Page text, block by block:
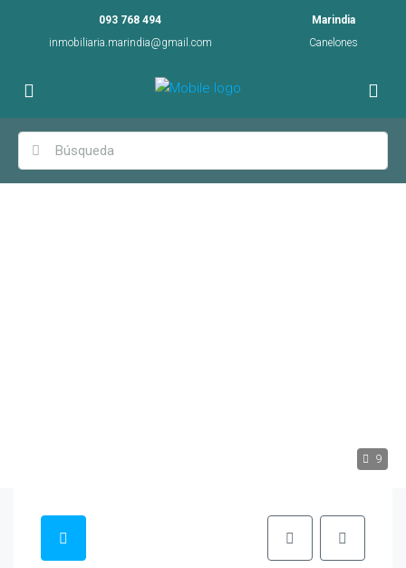
093 768 494
inmobiliaria.marindia@gmail.com
Marindia
Canelones
9